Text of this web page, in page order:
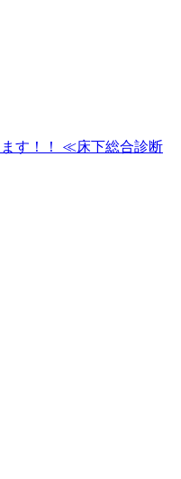
す！！ ≪床下総合診断